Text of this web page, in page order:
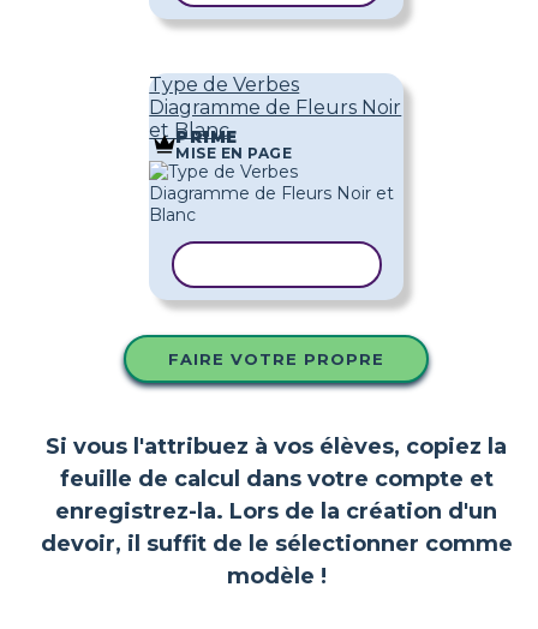
Type de Verbes
Diagramme de Fleurs Noir
et Blanc
PRIME
MISE EN PAGE
FAIRE VOTRE PROPRE
Si vous l'attribuez à vos élèves, copiez la
feuille de calcul dans votre compte et
enregistrez-la. Lors de la création d'un
devoir, il suffit de le sélectionner comme
modèle !